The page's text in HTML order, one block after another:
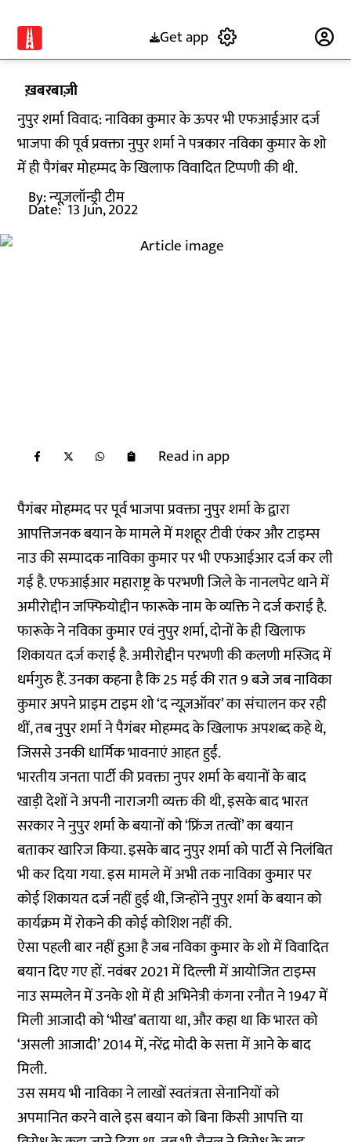
Get app
ख़बरबाज़ी
नुपुर शर्मा विवाद: नाविका कुमार के ऊपर भी एफआईआर दर्ज
भाजपा की पूर्व प्रवक्ता नुपुर शर्मा ने पत्रकार नविका कुमार के शो
में ही पैगंबर मोहम्मद के खिलाफ विवादित टिप्पणी की थी.
By:न्यूज़लॉन्ड्री टीम
Date: 13 Jun, 2022
Read in app
पैगंबर मोहम्मद पर पूर्व भाजपा प्रवक्ता नुपुर शर्मा के द्वारा
आपत्तिजनक बयान के मामले में मशहूर टीवी एंकर और टाइम्स
नाउ की सम्पादक नाविका कुमार पर भी एफआईआर दर्ज कर ली
गई है. एफआईआर महाराष्ट्र के परभणी जिले के नानलपेट थाने में
अमीरोद्दीन जफ्फियोद्दीन फारूके नाम के व्यक्ति ने दर्ज कराई है.
फारूके ने नविका कुमार एवं नुपुर शर्मा, दोनों के ही खिलाफ
शिकायत दर्ज कराई है. अमीरोद्दीन परभणी की कलणी मस्जिद में
धर्मगुरु हैं. उनका कहना है कि 25 मई की रात 9 बजे जब नाविका
कुमार अपने प्राइम टाइम शो ‘द न्यूज़ऑवर’ का संचालन कर रही
थीं, तब नुपुर शर्मा ने पैगंबर मोहम्मद के खिलाफ अपशब्द कहे थे,
जिससे उनकी धार्मिक भावनाएं आहत हुईं.
भारतीय जनता पार्टी की प्रवक्ता नुपर शर्मा के बयानों के बाद
खाड़ी देशों ने अपनी नाराजगी व्यक्त की थी, इसके बाद भारत
सरकार ने नुपुर शर्मा के बयानों को ‘फ्रिंज तत्वों’ का बयान
बताकर खारिज किया. इसके बाद नुपुर शर्मा को पार्टी से निलंबित
भी कर दिया गया. इस मामले में अभी तक नाविका कुमार पर
कोई शिकायत दर्ज नहीं हुई थी, जिन्होंने नुपुर शर्मा के बयान को
कार्यक्रम में रोकने की कोई कोशिश नहीं की.
ऐसा पहली बार नहीं हुआ है जब नविका कुमार के शो में विवादित
बयान दिए गए हों. नवंबर 2021 में दिल्ली में आयोजित टाइम्स
नाउ सम्मलेन में उनके शो में ही अभिनेत्री कंगना रनौत ने 1947 में
मिली आजादी को ‘भीख’ बताया था, और कहा था कि भारत को
‘असली आजादी’ 2014 में, नरेंद्र मोदी के सत्ता में आने के बाद
मिली.
उस समय भी नाविका ने लाखों स्वतंत्रता सेनानियों को
अपमानित करने वाले इस बयान को बिना किसी आपत्ति या